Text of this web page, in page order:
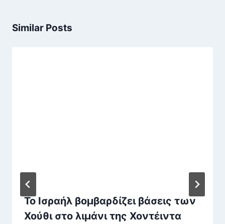
Similar Posts
Το Ισραήλ βομβαρδίζει βάσεις των
Χούθι στο λιμάνι της Χοντέιντα